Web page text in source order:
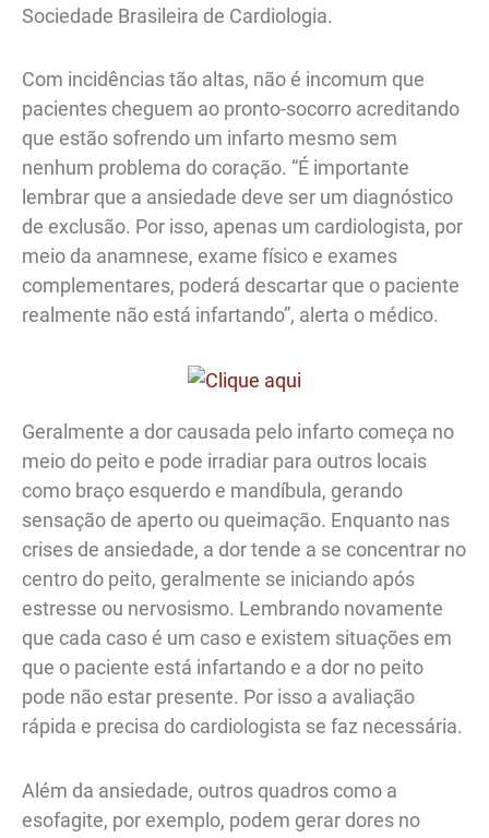
Sociedade Brasileira de Cardiologia.
Com incidências tão altas, não é incomum que
pacientes cheguem ao pronto-socorro acreditando
que estão sofrendo um infarto mesmo sem
nenhum problema do coração. “É importante
lembrar que a ansiedade deve ser um diagnóstico
de exclusão. Por isso, apenas um cardiologista, por
meio da anamnese, exame físico e exames
complementares, poderá descartar que o paciente
realmente não está infartando”, alerta o médico.
Geralmente a dor causada pelo infarto começa no
meio do peito e pode irradiar para outros locais
como braço esquerdo e mandíbula, gerando
sensação de aperto ou queimação. Enquanto nas
crises de ansiedade, a dor tende a se concentrar no
centro do peito, geralmente se iniciando após
estresse ou nervosismo. Lembrando novamente
que cada caso é um caso e existem situações em
que o paciente está infartando e a dor no peito
pode não estar presente. Por isso a avaliação
rápida e precisa do cardiologista se faz necessária.
Além da ansiedade, outros quadros como a
esofagite, por exemplo, podem gerar dores no